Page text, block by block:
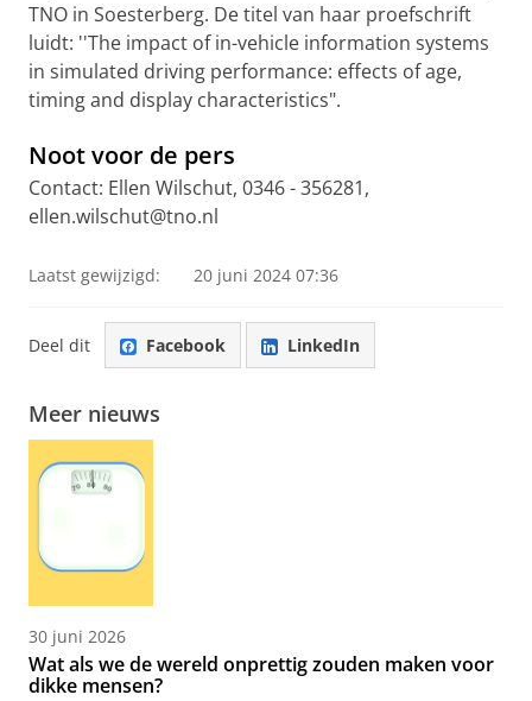
TNO in Soesterberg. De titel van haar proefschrift
luidt: ''The impact of in-vehicle information systems
in simulated driving performance: effects of age,
timing and display characteristics".
Noot voor de pers
Contact: Ellen Wilschut, 0346 - 356281,
ellen.wilschut@tno.nl
Laatst gewijzigd: 20 juni 2024 07:36
Deel dit Facebook LinkedIn
Meer nieuws
30 juni 2026
Wat als we de wereld onprettig zouden maken voor
dikke mensen?